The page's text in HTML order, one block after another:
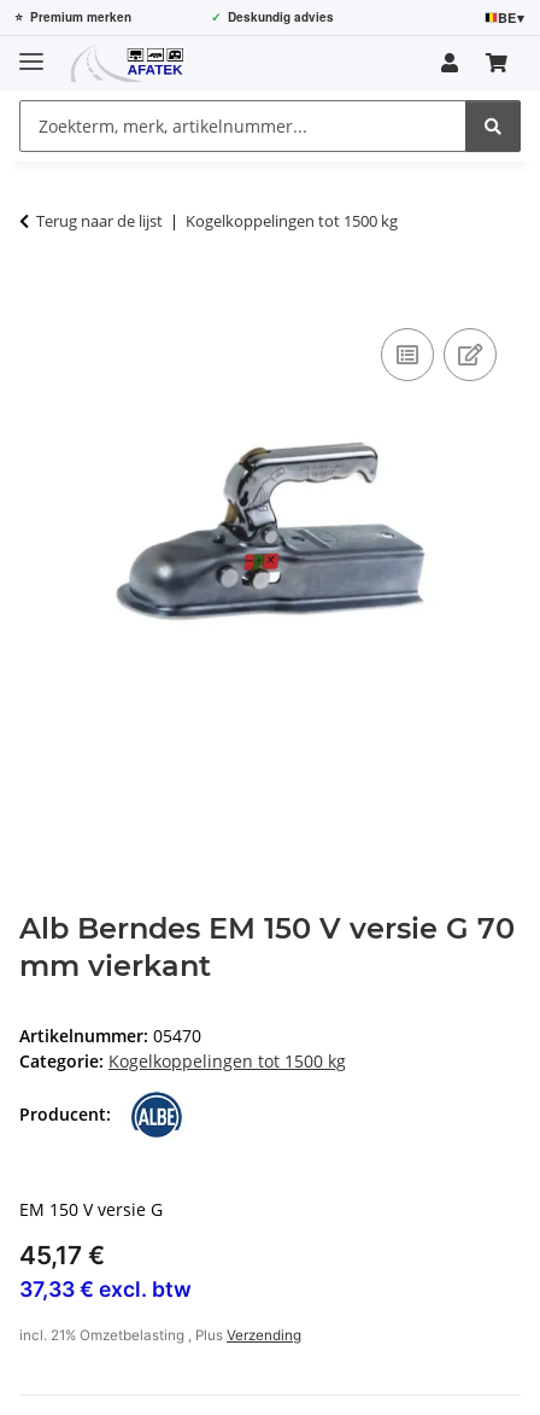
⭐ Premium merken ✓ Deskundig advies BE▾
Terug naar de lijst Kogelkoppelingen tot 1500 kg
Alb Berndes EM 150 V versie G 70
mm vierkant
Artikelnummer: 05470
Categorie: Kogelkoppelingen tot 1500 kg
Producent:
EM 150 V versie G
45,17 €
37,33 € excl. btw
incl. 21% Omzetbelasting , Plus Verzending